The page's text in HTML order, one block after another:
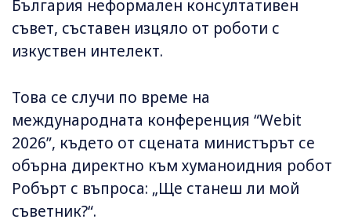
България неформален консултативен
съвет, съставен изцяло от роботи с
изкуствен интелект.
Това се случи по време на
международната конференция “Webit
2026”, където от сцената министърът се
обърна директно към хуманоидния робот
Робърт с въпроса: „Ще станеш ли мой
съветник?“.